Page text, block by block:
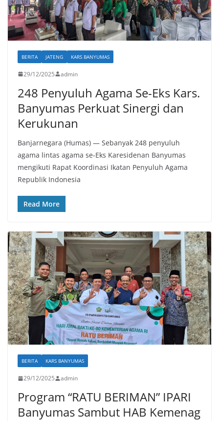
BERITA JATENG KARS BANYUMAS
29/12/2025 admin
248 Penyuluh Agama Se-Eks Kars.
Banyumas Perkuat Sinergi dan
Kerukunan
Banjarnegara (Humas) — Sebanyak 248 penyuluh
agama lintas agama se-Eks Karesidenan Banyumas
mengikuti Rapat Koordinasi Ikatan Penyuluh Agama
Republik Indonesia
Read More
BERITA KARS BANYUMAS
29/12/2025 admin
Program “RATU BERIMAN” IPARI
Banyumas Sambut HAB Kemenag